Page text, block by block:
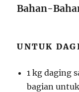
Bahan-
UNTUK
1 kg daging
bagian